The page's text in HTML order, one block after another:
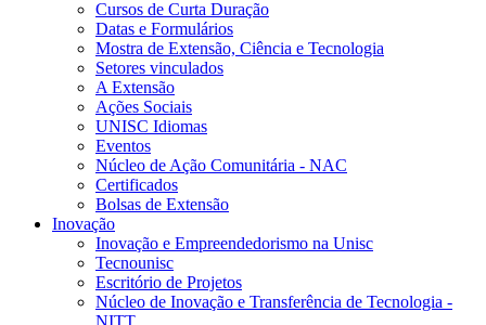
Cursos de Curta Duração
Datas e Formulários
Mostra de Extensão, Ciência e Tecnologia
Setores vinculados
A Extensão
Ações Sociais
UNISC Idiomas
Eventos
Núcleo de Ação Comunitária - NAC
Certificados
Bolsas de Extensão
Inovação
Inovação e Empreendedorismo na Unisc
Tecnounisc
Escritório de Projetos
Núcleo de Inovação e Transferência de Tecnologia -
NITT